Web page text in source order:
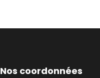
Nos coordonnées